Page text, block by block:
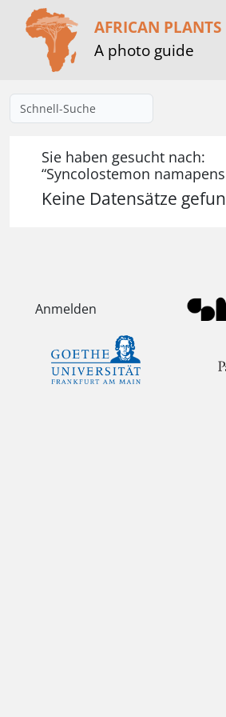
AFRICAN PLANTS
A photo guide
Sie haben gesucht nach:
“Syncolostemon
Keine Datensätze
Anmelden